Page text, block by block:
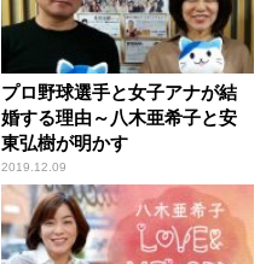
プロ野球選手と女子アナが結
婚する理由～八木亜希子と安
東弘樹が明かす
2019.12.09